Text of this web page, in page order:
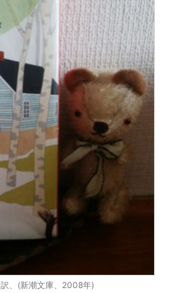
、(新潮文庫、2008年)